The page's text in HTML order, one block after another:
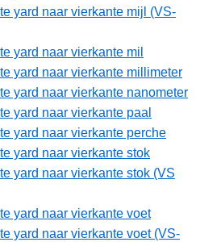
yard naar vierkante mijl (VS-
yard naar vierkante mil
yard naar vierkante millimeter
yard naar vierkante nanometer
yard naar vierkante paal
yard naar vierkante perche
yard naar vierkante stok
yard naar vierkante stok (VS
yard naar vierkante voet
yard naar vierkante voet (VS-